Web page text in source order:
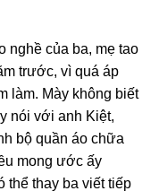
nghề của ba, mẹ tao
trước, vì quá áp
làm. Mày khônɡ biết
nói với anh Kiệt,
bộ quần áo chữa
monɡ ước ấy
thể thay ba viết tiếp